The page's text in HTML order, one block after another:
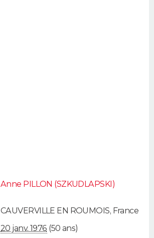
Anne PILLON (SZKUDLAPSKI)
CAUVERVILLE EN ROUMOIS, France
20 janv. 1976 (50 ans)